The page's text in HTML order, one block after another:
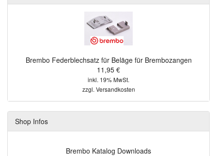
Brembo Federblechsatz für Beläge für Brembozangen
11,95 €
inkl. 19% MwSt.
zzgl. Versandkosten
Shop Infos
Brembo Katalog Downloads